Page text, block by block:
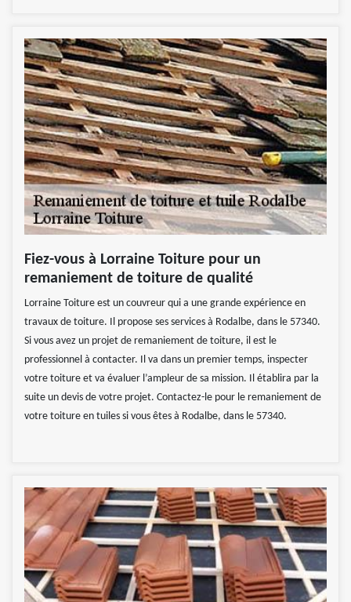
Fiez-vous à Lorraine Toiture pour un
remaniement de toiture de qualité
Lorraine Toiture est un couvreur qui a une grande expérience en
travaux de toiture. Il propose ses services à Rodalbe, dans le 57340.
Si vous avez un projet de remaniement de toiture, il est le
professionnel à contacter. Il va dans un premier temps, inspecter
votre toiture et va évaluer l’ampleur de sa mission. Il établira par la
suite un devis de votre projet. Contactez-le pour le remaniement de
votre toiture en tuiles si vous êtes à Rodalbe, dans le 57340.